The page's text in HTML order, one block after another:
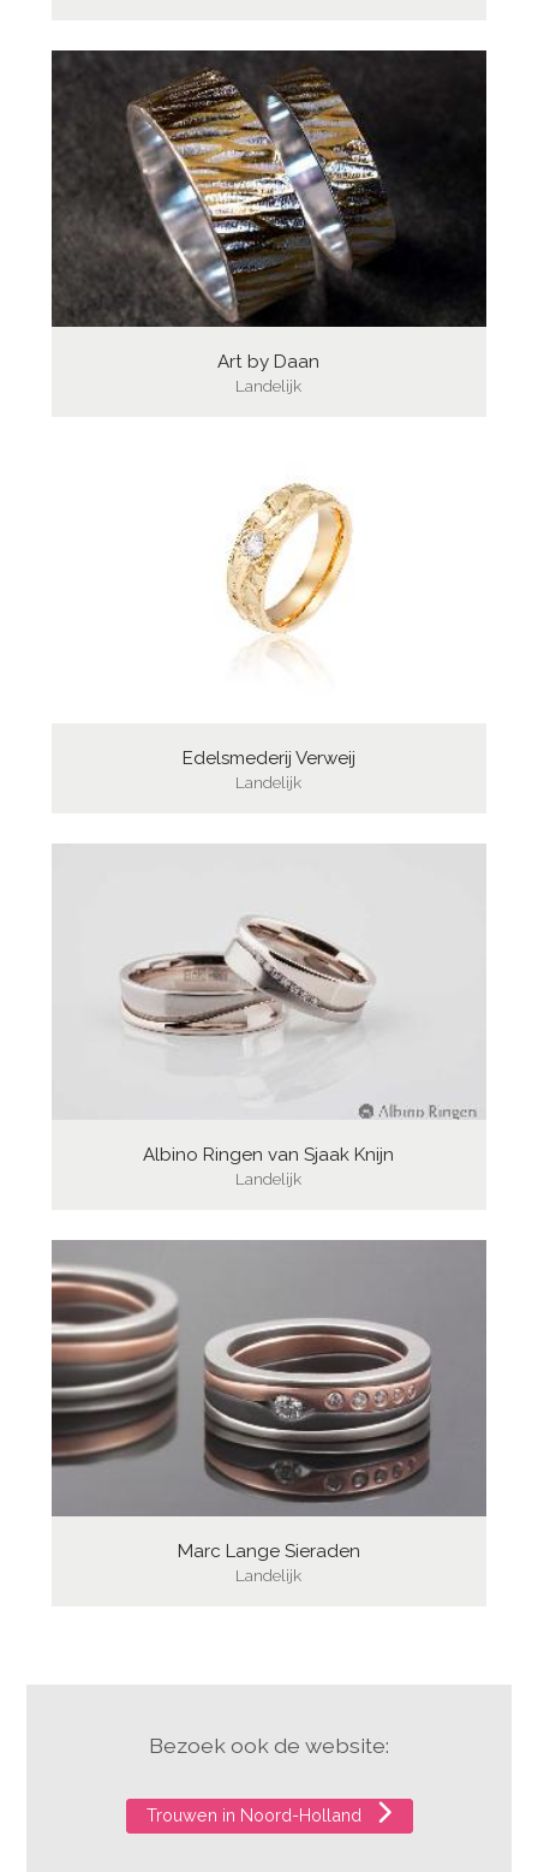
Art by Daan
Landelijk
Edelsmederij Verweij
Landelijk
Albino Ringen van Sjaak Knijn
Landelijk
Marc Lange Sieraden
Landelijk
Bezoek ook de website:
Trouwen in Noord-Holland